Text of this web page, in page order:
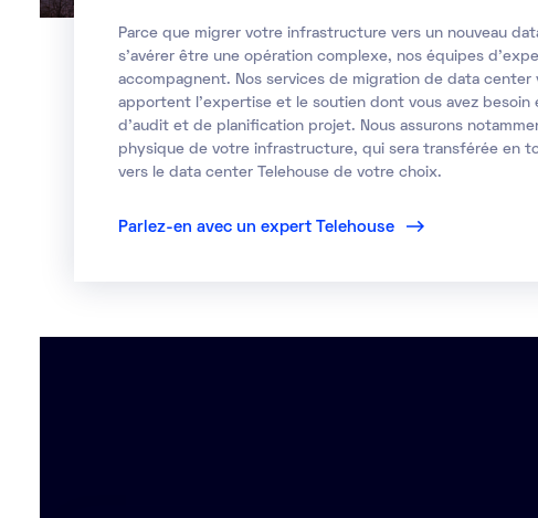
Parce que migrer votre infrastructure vers un nouveau
s’avérer être une opération complexe, nos équipes
accompagnent. Nos services de migration de data center
apportent l'expertise et le soutien dont vous avez besoin
d'audit et de planification projet. Nous assurons
physique de votre infrastructure, qui sera transférée en
vers le data center Telehouse de votre choix.
Parlez-en avec un expert Telehouse